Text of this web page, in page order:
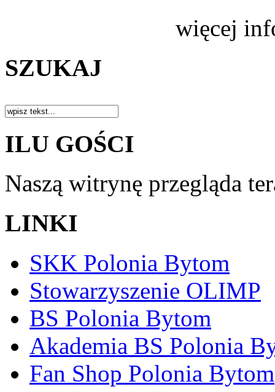
więcej
SZUKAJ
ILU GOŚCI
Naszą witrynę przegląda
LINKI
SKK Polonia Bytom
Stowarzyszenie OLIMP
BS Polonia Bytom
Akademia BS Polonia
Fan Shop Polonia Bytom